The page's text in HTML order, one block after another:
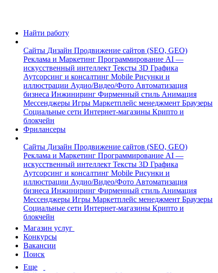
Найти работу
Сайты Дизайн Продвижение сайтов (SEO, GEO)
Реклама и Маркетинг Программирование AI —
искусственный интеллект Тексты 3D Графика
Аутсорсинг и консалтинг Mobile Рисунки и
иллюстрации Аудио/Видео/Фото Автоматизация
бизнеса Инжиниринг Фирменный стиль Анимация
Мессенджеры Игры Маркетплейс менеджмент Браузеры
Социальные сети Интернет-магазины Крипто и
блокчейн
Фрилансеры
Сайты Дизайн Продвижение сайтов (SEO, GEO)
Реклама и Маркетинг Программирование AI —
искусственный интеллект Тексты 3D Графика
Аутсорсинг и консалтинг Mobile Рисунки и
иллюстрации Аудио/Видео/Фото Автоматизация
бизнеса Инжиниринг Фирменный стиль Анимация
Мессенджеры Игры Маркетплейс менеджмент Браузеры
Социальные сети Интернет-магазины Крипто и
блокчейн
Магазин услуг
Конкурсы
Вакансии
Поиск
Еще